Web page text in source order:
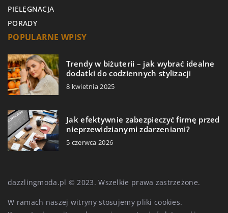
PIELĘGNACJA
PORADY
POPULARNE WPISY
Trendy w biżuterii – jak wybrać idealne
dodatki do codziennych stylizacji
8 kwietnia 2025
Jak efektywnie zabezpieczyć firmę przed
nieprzewidzianymi zdarzeniami?
5 czerwca 2026
dazzlingmoda.pl © 2023. Wszelkie prawa zastrzeżone.
W ramach naszej witryny stosujemy pliki cookies.